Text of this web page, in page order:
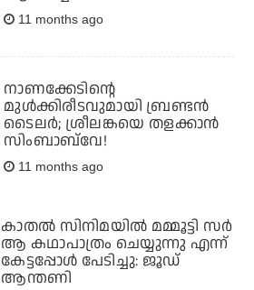
11 months ago
നാണക്കേടിന്റെ
മുള്‍ക്കിരീടവുമായി ബ്രണ്ടന്‍
ടൈലര്‍; ശ്രീലങ്കയെ തളക്കാന്‍
സിംബാബ്‌വേ!
11 months ago
കാതൽ സിനിമയിൽ മമ്മൂട്ടി സർ
ആ കഥാപാത്രം ചെയ്യുന്നു എന്ന്
കേട്ടപ്പോൾ പേടിച്ചു: ജൂഡ്
ആന്തണി